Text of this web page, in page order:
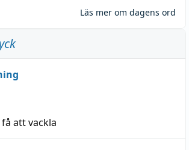
Läs mer om dagens ord
att vackla